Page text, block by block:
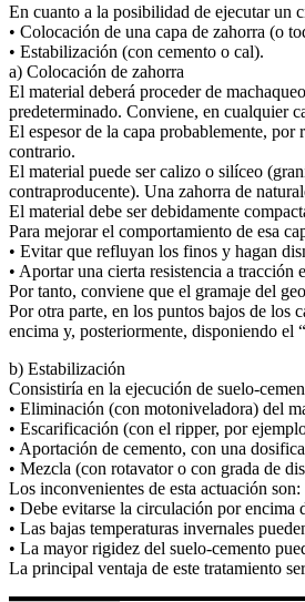
En cuanto a la posibilidad de ejecutar un
• Colocación de una capa de zahorra (o
• Estabilización (con cemento o cal).
a) Colocación de zahorra
El material deberá proceder de
predeterminado. Conviene, en cualquier
El espesor de la capa probablemente,
contrario.
El material puede ser calizo o silíceo
contraproducente). Una zahorra de
El material debe ser debidamente
Para mejorar el comportamiento de esa
• Evitar que refluyan los finos y hagan
• Aportar una cierta resistencia a tracción
Por tanto, conviene que el gramaje del
Por otra parte, en los puntos bajos de los
encima y, posteriormente, disponiendo el
b) Estabilización
Consistiría en la ejecución de suelo-
• Eliminación (con motoniveladora) del
• Escarificación (con el ripper, por
• Aportación de cemento, con una
• Mezcla (con rotavator o con grada de
Los inconvenientes de esta actuación son:
• Debe evitarse la circulación por encima
• Las bajas temperaturas invernales
• La mayor rigidez del suelo-cemento
La principal ventaja de este tratamiento